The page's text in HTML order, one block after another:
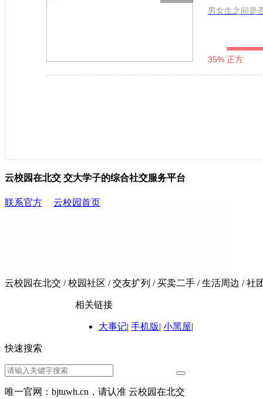
男女生之间是
35% 正方
云校园在北交 交大学子的综合社交服务平台
联系官方 云校园首页
云校园在北交 / 校园社区 / 交友扩列 / 买卖二手 / 生活周边 / 社
相关链接
大事记| 手机版| 小黑屋|
快速搜索
唯一官网：bjtuwh.cn，请认准 云校园在北交